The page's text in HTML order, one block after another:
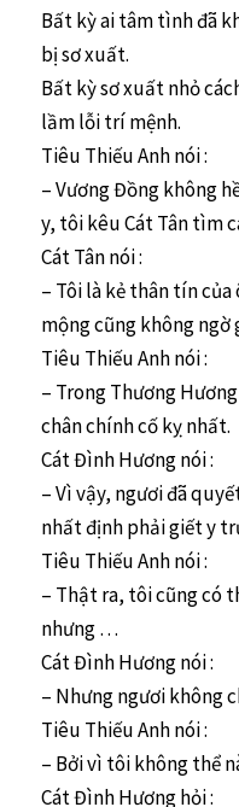
Bất kỳ ai tâm tình đã
bị sơ xuất.
Bất kỳ sơ xuất nhỏ
lầm lỗi trí mệnh.
Tiêu Thiếu Anh nói :
– Vương Đồng không
y, tôi kêu Cát Tân tìm
Cát Tân nói :
– Tôi là kẻ thân tín của
mộng cũng không ngờ
Tiêu Thiếu Anh nói :
– Trong Thương
chân chính cố kỵ nhất.
Cát Đình Hương nói :
– Vì vậy, ngươi đã
nhất định phải giết y
Tiêu Thiếu Anh nói :
– Thật ra, tôi cũng có
nhưng …
Cát Đình Hương nói :
– Nhưng ngươi không
Tiêu Thiếu Anh nói :
– Bởi vì tôi không thể
Cát Đình Hương hỏi :